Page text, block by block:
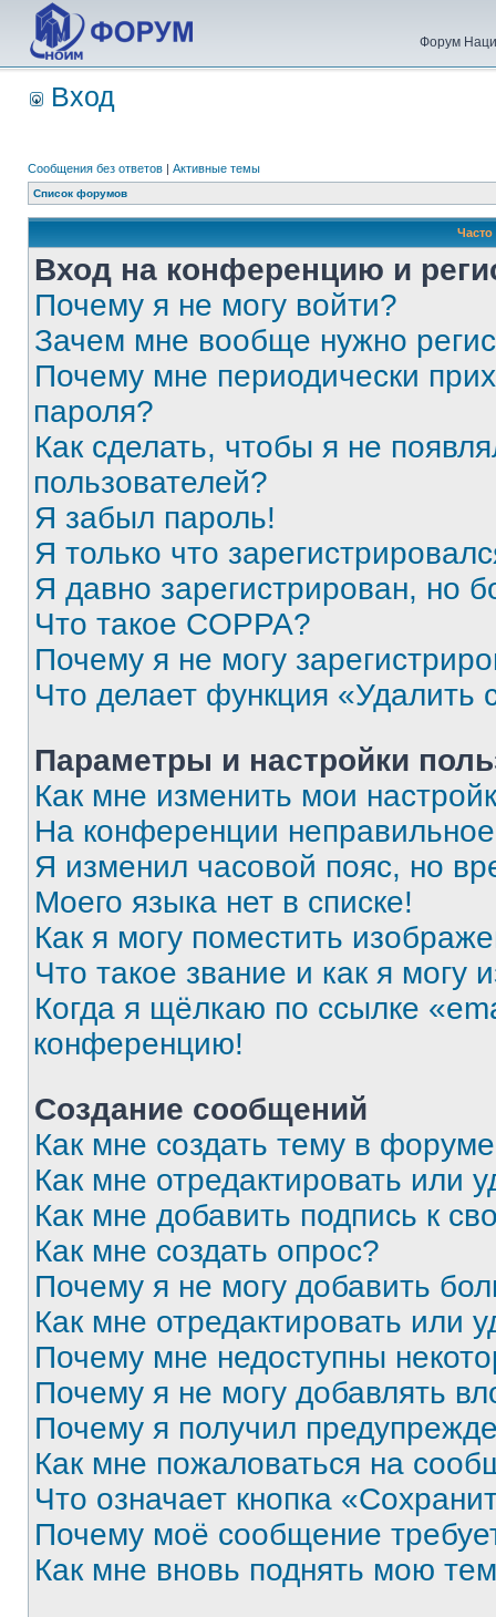
Форум
Вход
Сообщения без ответов | Активные темы
Список форумов
Вход на конференцию и
Почему я не могу войти?
Зачем мне вообще нужно
Почему мне периодически
пароля?
Как сделать, чтобы я не
пользователей?
Я забыл пароль!
Я только что
Я давно зарегистрирован, но
Что такое COPPA?
Почему я не могу
Что делает функция «Удалить
Параметры и настройки
Как мне изменить мои
На конференции
Я изменил часовой пояс, но
Моего языка нет в списке!
Как я могу поместить
Что такое звание и как я могу
Когда я щёлкаю по ссылке
конференцию!
Создание сообщений
Как мне создать тему в
Как мне отредактировать или
Как мне добавить подпись к
Как мне создать опрос?
Почему я не могу добавить
Как мне отредактировать или
Почему мне недоступны
Почему я не могу добавлять
Почему я получил
Как мне пожаловаться на
Что означает кнопка
Почему моё сообщение
Как мне вновь поднять мою